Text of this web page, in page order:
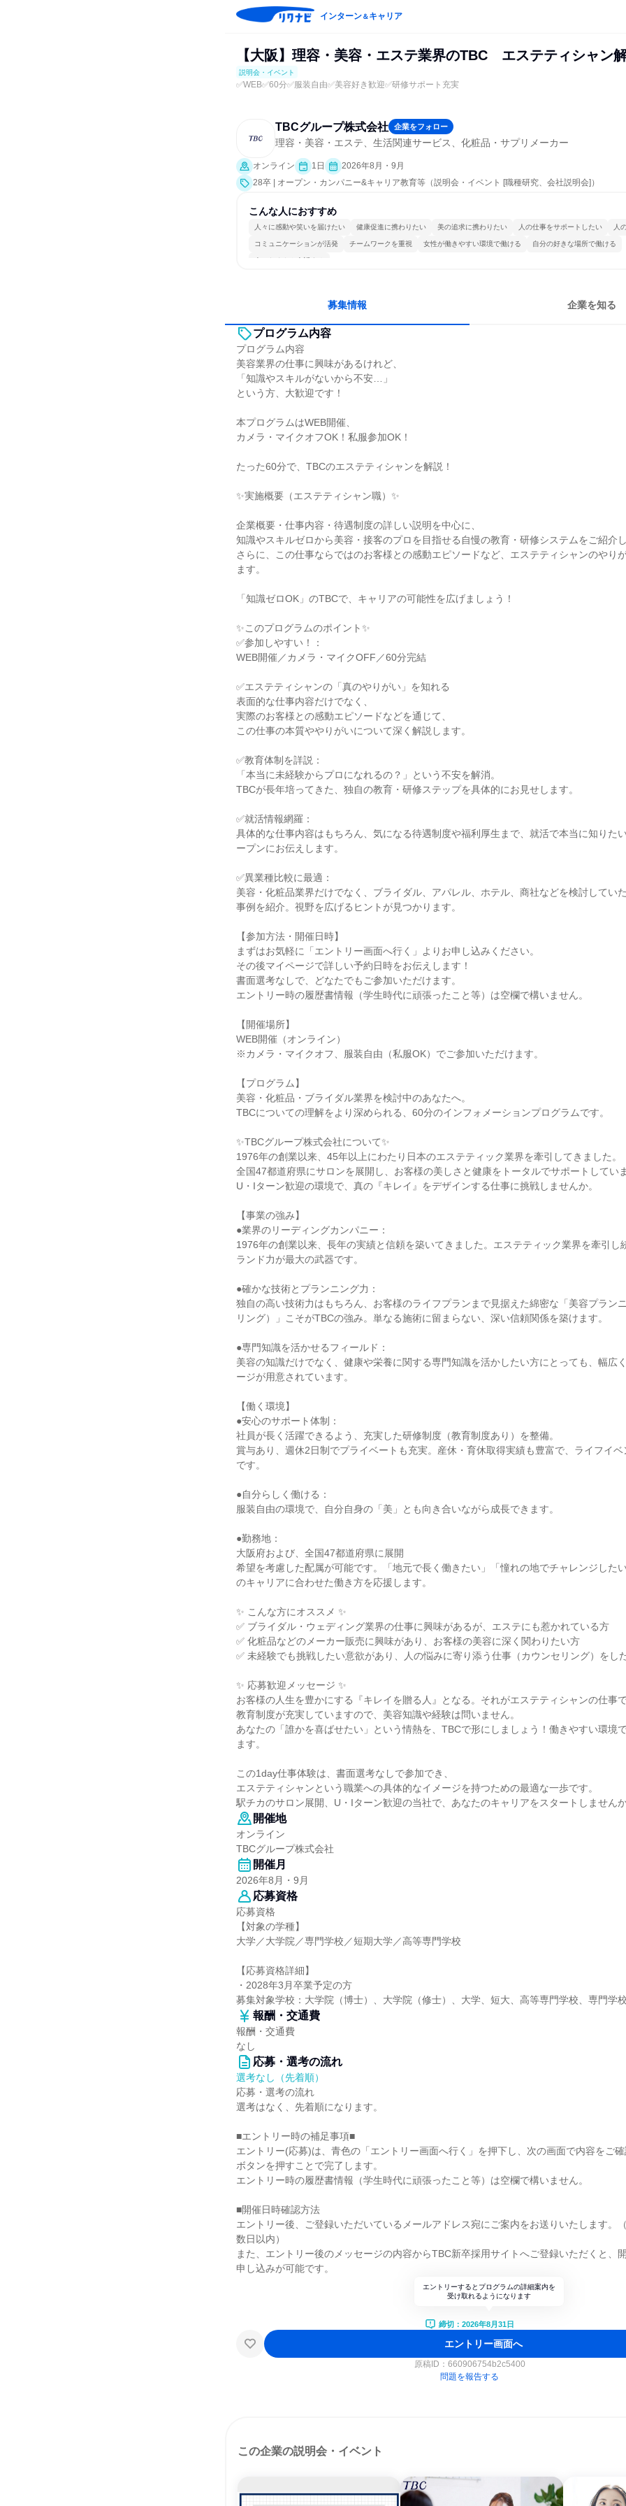
インターン＆キャリア
【大阪】理容・美容・エステ業界のTBC エステティシャン
説明会・イベント
✅WEB✅60分✅服装自由✅美容好き歓迎✅研修サポート充実
TBCグループ株式会社 企業をフォロー
理容・美容・エステ、生活関連サービス、化粧品・サプリメーカー
オンライン 1日
2026年8月・9月
28卒 | オープン・カンパニー&キャリア教育等（説明会・イベント [職種研究、会社説明会]）
こんな人におすすめ
人々に感動や笑いを届けたい 健康促進に携わりたい 美の追求に携わりたい 人の仕事をサポートしたい 人
コミュニケーションが活発 チームワークを重視 女性が働きやすい環境で働ける 自分の好きな場所で働ける
人とたくさん会話する
募集情報 企業を知る
プログラム内容
プログラム内容
美容業界の仕事に興味があるけれど、
「知識やスキルがないから不安…」
という方、大歓迎です！
本プログラムはWEB開催、
カメラ・マイクオフOK！私服参加OK！
たった60分で、TBCのエステティシャンを解説！
✨実施概要（エステティシャン職）✨
企業概要・仕事内容・待遇制度の詳しい説明を中心に、
知識やスキルゼロから美容・接客のプロを目指せる自慢の教育・研修システムをご紹介し
さらに、この仕事ならではのお客様との感動エピソードなど、エステティシャンのやり
ます。
「知識ゼロOK」のTBCで、キャリアの可能性を広げましょう！
✨このプログラムのポイント✨
✅参加しやすい！：
WEB開催／カメラ・マイクOFF／60分完結
✅エステティシャンの「真のやりがい」を知れる
表面的な仕事内容だけでなく、
実際のお客様との感動エピソードなどを通じて、
この仕事の本質ややりがいについて深く解説します。
✅教育体制を詳説：
「本当に未経験からプロになれるの？」という不安を解消。
TBCが長年培ってきた、独自の教育・研修ステップを具体的にお見せします。
✅就活情報網羅：
具体的な仕事内容はもちろん、気になる待遇制度や福利厚生まで、就活で本当に知りた
ープンにお伝えします。
✅異業種比較に最適：
美容・化粧品業界だけでなく、ブライダル、アパレル、ホテル、商社などを検討してい
事例を紹介。視野を広げるヒントが見つかります。
【参加方法・開催日時】
まずはお気軽に「エントリー画面へ行く」よりお申し込みください。
その後マイページで詳しい予約日時をお伝えします！
書面選考なしで、どなたでもご参加いただけます。
エントリー時の履歴書情報（学生時代に頑張ったこと等）は空欄で構いません。
【開催場所】
WEB開催（オンライン）
※カメラ・マイクオフ、服装自由（私服OK）でご参加いただけます。
【プログラム】
美容・化粧品・ブライダル業界を検討中のあなたへ。
TBCについての理解をより深められる、60分のインフォメーションプログラムです。
✨TBCグループ株式会社について✨
1976年の創業以来、45年以上にわたり日本のエステティック業界を牽引してきました。
全国47都道府県にサロンを展開し、お客様の美しさと健康をトータルでサポートしていま
U・Iターン歓迎の環境で、真の『キレイ』をデザインする仕事に挑戦しませんか。
【事業の強み】
●業界のリーディングカンパニー：
1976年の創業以来、長年の実績と信頼を築いてきました。エステティック業界を牽引し
ランド力が最大の武器です。
●確かな技術とプランニング力：
独自の高い技術力はもちろん、お客様のライフプランまで見据えた綿密な「美容プラン
リング）」こそがTBCの強み。単なる施術に留まらない、深い信頼関係を築けます。
●専門知識を活かせるフィールド：
美容の知識だけでなく、健康や栄養に関する専門知識を活かしたい方にとっても、幅広
ージが用意されています。
【働く環境】
●安心のサポート体制：
社員が長く活躍できるよう、充実した研修制度（教育制度あり）を整備。
賞与あり、週休2日制でプライベートも充実。産休・育休取得実績も豊富で、ライフイ
です。
●自分らしく働ける：
服装自由の環境で、自分自身の「美」とも向き合いながら成長できます。
●勤務地：
大阪府および、全国47都道府県に展開
希望を考慮した配属が可能です。「地元で長く働きたい」「憧れの地でチャレンジした
のキャリアに合わせた働き方を応援します。
✨ こんな方にオススメ ✨
✅ ブライダル・ウェディング業界の仕事に興味があるが、エステにも惹かれている方
✅ 化粧品などのメーカー販売に興味があり、お客様の美容に深く関わりたい方
✅ 未経験でも挑戦したい意欲があり、人の悩みに寄り添う仕事（カウンセリング）をし
✨ 応募歓迎メッセージ ✨
お客様の人生を豊かにする『キレイを贈る人』となる。それがエステティシャンの仕事で
教育制度が充実していますので、美容知識や経験は問いません。
あなたの「誰かを喜ばせたい」という情熱を、TBCで形にしましょう！働きやすい環境
ます。
この1day仕事体験は、書面選考なしで参加でき、
エステティシャンという職業への具体的なイメージを持つための最適な一歩です。
駅チカのサロン展開、U・Iターン歓迎の当社で、あなたのキャリアをスタートしません
開催地
オンライン
TBCグループ株式会社
開催月
2026年8月・9月
応募資格
応募資格
【対象の学種】
大学／大学院／専門学校／短期大学／高等専門学校
【応募資格詳細】
・2028年3月卒業予定の方
募集対象学校：大学院（博士）、大学院（修士）、大学、短大、高等専門学校、専門学校
報酬・交通費
報酬・交通費
なし
応募・選考の流れ
選考なし（先着順）
応募・選考の流れ
選考はなく、先着順になります。
■エントリー時の補足事項■
エントリー(応募)は、青色の「エントリー画面へ行く」を押下し、次の画面で内容をご
ボタンを押すことで完了します。
エントリー時の履歴書情報（学生時代に頑張ったこと等）は空欄で構いません。
■開催日時確認方法
エントリー後、ご登録いただいているメールアドレス宛にご案内をお送りいたします。
数日以内）
また、エントリー後のメッセージの内容からTBC新卒採用サイトへご登録いただくと、
申し込みが可能です。
エントリーするとプログラムの詳細案内を
受け取れるようになります
締切：2026年8月31日
エントリー画面へ
原稿ID： 660906754b2c5400
問題を報告する
この企業の説明会・イベント